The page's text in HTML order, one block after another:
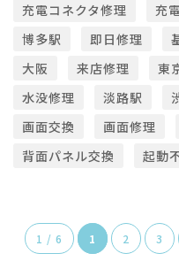
充電コネクタ修理
充
博多駅
即日修理
大阪
来店修理 東
水没修理
淡路駅
画面交換
画面修理
背面パネル交換
起動
1 / 6 1 2 3